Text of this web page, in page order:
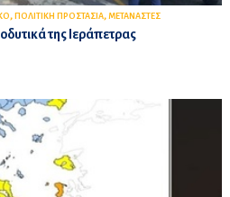
, ΠΟΛΙΤΙΚΗ ΠΡΟΣΤΑΣΙΑ, ΜΕΤΑΝΑΣΤΕΣ
της Ιεράπετρας